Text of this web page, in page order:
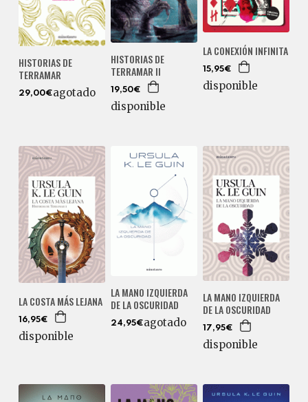
HISTORIAS DE
TERRAMAR
29,00€agotado
HISTORIAS DE
TERRAMAR II
19,50€
disponible
LA CONEXIÓN INFINITA
15,95€
disponible
LA COSTA MÁS LEJANA
16,95€
disponible
LA MANO IZQUIERDA
DE LA OSCURIDAD
24,95€agotado
LA MANO IZQUIERDA
DE LA OSCURIDAD
17,95€
disponible